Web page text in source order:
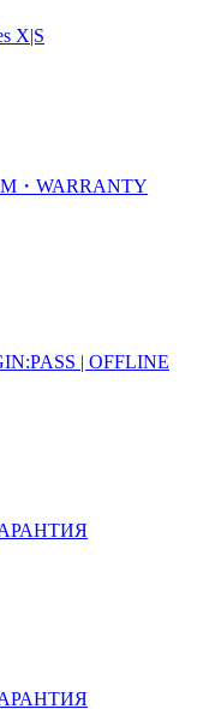
X|S
・WARRANTY
| OFFLINE